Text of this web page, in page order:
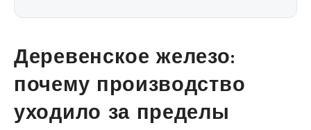
Деревенское железо:
почему производство
уходило за пределы